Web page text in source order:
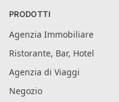
PRODOTTI
Agenzia Immobiliare
Ristorante, Bar, Hotel
Agenzia di Viaggi
Negozio